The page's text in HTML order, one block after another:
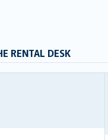
RENTAL DESK